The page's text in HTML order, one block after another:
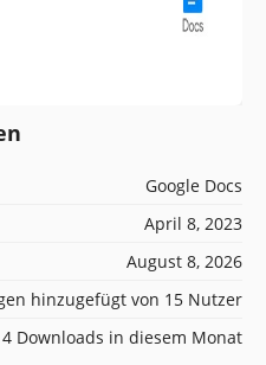
Google Docs
April 8, 2023
August 8, 2026
hinzugefügt von 15 Nutzer
4 Downloads in diesem Monat